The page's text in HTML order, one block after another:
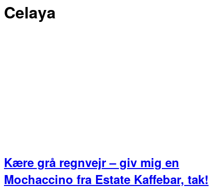
Celaya
Kære grå regnvejr – giv mig en
Mochaccino fra Estate Kaffebar, tak!